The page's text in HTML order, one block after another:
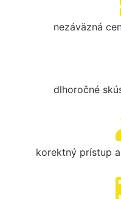
nezáväzná
dlhoročné
korektný prístup